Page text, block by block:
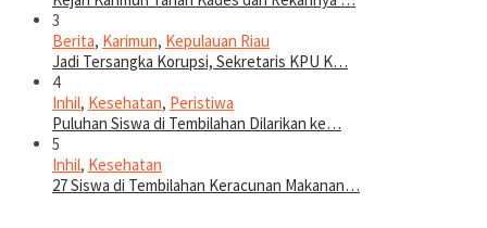
3
Berita, Karimun, Kepulauan Riau
Jadi Tersangka Korupsi, Sekretaris KPU K…
4
Inhil, Kesehatan, Peristiwa
Puluhan Siswa di Tembilahan Dilarikan ke…
5
Inhil, Kesehatan
27 Siswa di Tembilahan Keracunan Makanan…